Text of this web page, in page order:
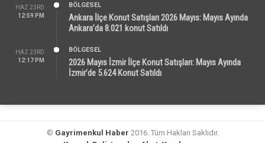
HAZ 23RD
12:59 PM
BÖLGESEL
Ankara İlçe Konut Satışları 2026 Mayıs: Mayıs Ayında
Ankara’da 8.021 konut Satıldı
HAZ 23RD
12:17 PM
BÖLGESEL
2026 Mayıs İzmir İlçe Konut Satışları: Mayıs Ayında
İzmir’de 5.624 Konut Satıldı
© Gayrimenkul Haber 2016. Tüm Hakları Saklıdır.